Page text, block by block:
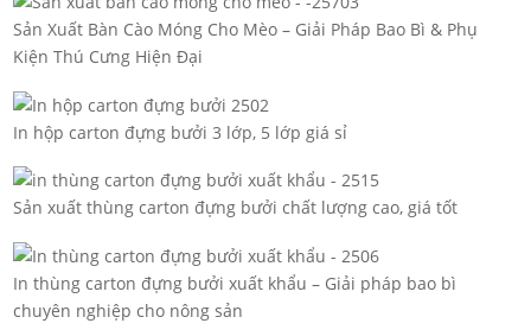
Sản Xuất Bàn Cào Móng Cho Mèo – Giải Pháp Bao Bì & Phụ
Kiện Thú Cưng Hiện Đại
In hộp carton đựng bưởi 3 lớp, 5 lớp giá sỉ
Sản xuất thùng carton đựng bưởi chất lượng cao, giá tốt
In thùng carton đựng bưởi xuất khẩu – Giải pháp bao bì
chuyên nghiệp cho nông sản